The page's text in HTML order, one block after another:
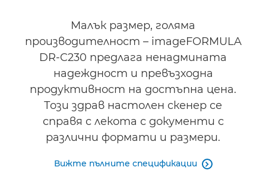
Малък размер, голяма
производителност – imageFORMULA
DR-C230 предлага ненадмината
надеждност и превъзходна
продуктивност на достъпна цена.
Този здрав настолен скенер се
справя с лекота с документи с
различни формати и размери.
Вижте пълните спецификации 